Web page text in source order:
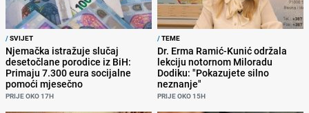
/SVIJET
Njemačka istražuje slučaj
desetočlane porodice iz BiH:
Primaju 7.300 eura socijalne
pomoći mjesečno
PRIJE OKO 17H
/TEME
Dr. Erma Ramić-Kunić održala
lekciju notornom Miloradu
Dodiku: "Pokazujete silno
neznanje"
PRIJE OKO 15H